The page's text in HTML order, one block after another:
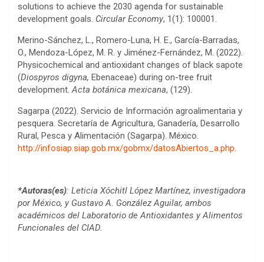
solutions to achieve the 2030 agenda for sustainable
development goals. Circular Economy, 1(1): 100001.
Merino-Sánchez, L., Romero-Luna, H. E., García-Barradas,
O., Mendoza-López, M. R. y Jiménez-Fernández, M. (2022).
Physicochemical and antioxidant changes of black sapote
(Diospyros digyna, Ebenaceae) during on-tree fruit
development.Acta botánica mexicana, (129).
Sagarpa (2022). Servicio de Información agroalimentaria y
pesquera. Secretaría de Agricultura, Ganadería, Desarrollo
Rural, Pesca y Alimentación (Sagarpa). México.
http://infosiap.siap.gob.mx/gobmx/datosAbiertos_a.php.
*Autoras(es): Leticia Xóchitl López Martínez, investigadora
por México, y Gustavo A. González Aguilar, ambos
académicos del Laboratorio de Antioxidantes y Alimentos
Funcionales del CIAD.